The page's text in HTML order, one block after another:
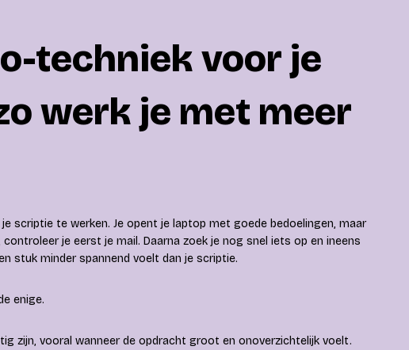
techniek voor je
werk je met meer
scriptie te werken. Je opent je laptop met goede bedoelingen, maar
je eerst je mail. Daarna zoek je nog snel iets op en ineens
stuk minder spannend voelt dan je scriptie.
enige.
zijn, vooral wanneer de opdracht groot en onoverzichtelijk voelt.